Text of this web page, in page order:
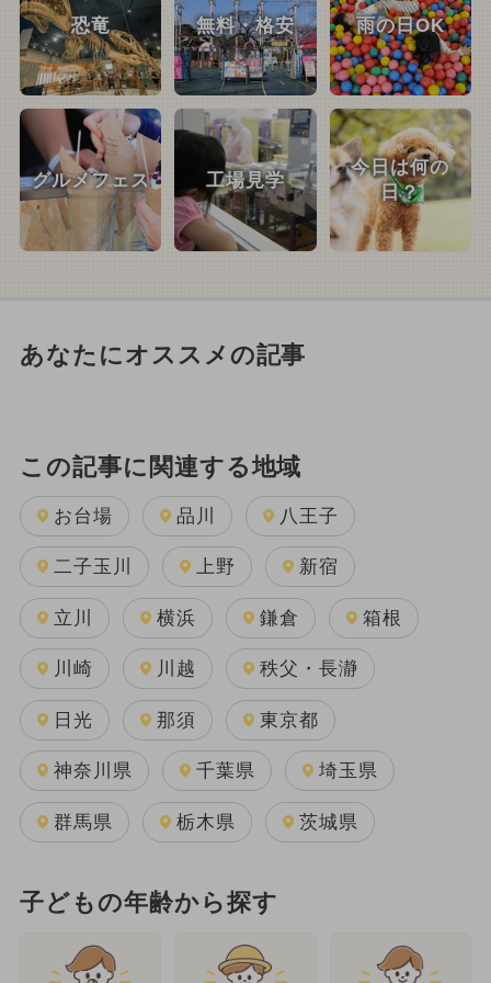
恐竜 無料・格安 雨の日OK
グルメフェス 工場見学
今日は何の
日？
あなたにオススメの記事
この記事に関連する地域
お台場 品川 八王子
二子玉川 上野 新宿
立川 横浜 鎌倉 箱根
川崎 川越 秩父・長瀞
日光 那須 東京都
神奈川県 千葉県 埼玉県
群馬県 栃木県 茨城県
子どもの年齢から探す